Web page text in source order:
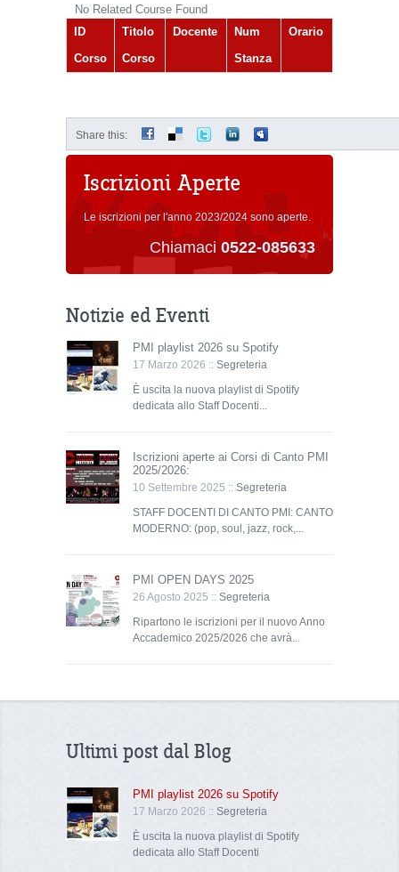
No Related Course Found
ID
Corso
Titolo
Corso
Docente
Num
Stanza
Orario
Share this:
Iscrizioni Aperte
Le iscrizioni per l'anno 2023/2024 sono aperte.
Chiamaci 0522-085633
Notizie ed Eventi
PMI playlist 2026 su Spotify
17 Marzo 2026 :: Segreteria
È uscita la nuova playlist di Spotify
dedicata allo Staff Docenti...
Iscrizioni aperte ai Corsi di Canto PMI
2025/2026:
10 Settembre 2025 :: Segreteria
STAFF DOCENTI DI CANTO PMI: CANTO
MODERNO: (pop, soul, jazz, rock,...
PMI OPEN DAYS 2025
26 Agosto 2025 :: Segreteria
Ripartono le iscrizioni per il nuovo Anno
Accademico 2025/2026 che avrà...
Ultimi post dal Blog
PMI playlist 2026 su Spotify
17 Marzo 2026 :: Segreteria
È uscita la nuova playlist di Spotify
dedicata allo Staff Docenti